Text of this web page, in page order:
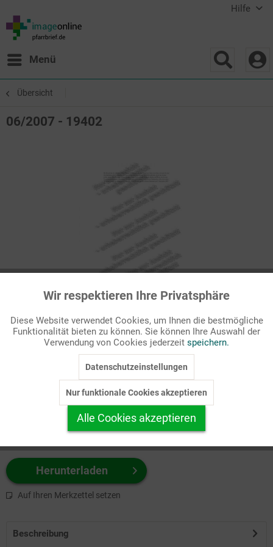
Hilfe
Menü
Übersicht
06/2007 - 19402
Passende Stichworte
Kirchengeschichte
zuerst Ihr Produktformat aus.
z.B. Farbe-Grafik, Schwarz-Weiß-Grafik, mit/ohne Text ...
Herunterladen
Auf Ihren Merkzettel setzen
Beschreibung
Funktionale Aktiv
Marketing Inaktiv
Personalisierung Inaktiv
Service
Wir respektieren Ihre Privatsphäre
Diese Website verwendet Cookies, um Ihnen die bestmögliche
Funktionalität bieten zu können. Sie können Ihre Auswahl der
Verwendung von Cookies jederzeit speichern.
Datenschutzeinstellungen
Nur funktionale Cookies akzeptieren
Alle Cookies akzeptieren